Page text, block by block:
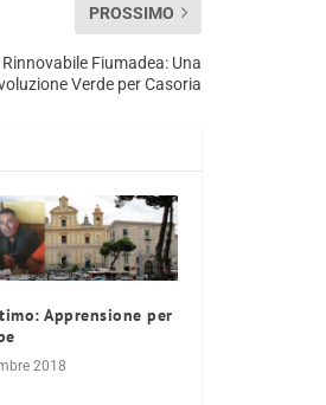
PROSSIMO
Fiumadea: Una
Verde per Casoria
Apprensione per
2018